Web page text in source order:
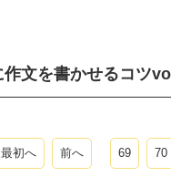
文を書かせるコツ
最初へ 前へ 69 70